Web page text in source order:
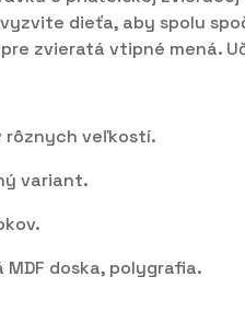
dieťa, aby spolu
zvieratá vtipné mená.
rôznych veľkostí.
variant.
doska, polygrafia.